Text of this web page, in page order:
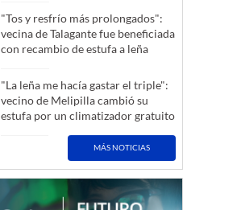
"Tos y resfrío más prolongados":
vecina de Talagante fue beneficiada
con recambio de estufa a leña
"La leña me hacía gastar el triple":
vecino de Melipilla cambió su
estufa por un climatizador gratuito
MÁS NOTICIAS